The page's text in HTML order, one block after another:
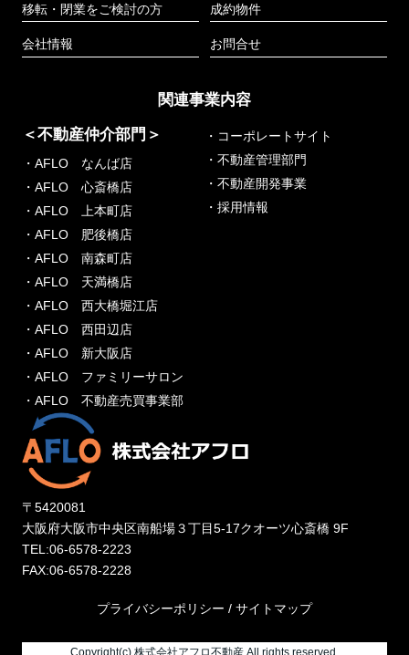
移転・閉業をご検討の方
会社情報
成約物件
お問合せ
関連事業内容
＜不動産仲介部門＞
・AFLO なんば店
・AFLO 心斎橋店
・AFLO 上本町店
・AFLO 肥後橋店
・AFLO 南森町店
・AFLO 天満橋店
・AFLO 西大橋堀江店
・AFLO 西田辺店
・AFLO 新大阪店
・AFLO ファミリーサロン
・AFLO 不動産売買事業部
・コーポレートサイト
・不動産管理部門
・不動産開発事業
・採用情報
〒5420081
大阪府大阪市中央区南船場３丁目5-17クオーツ心斎橋 9F
TEL:06-6578-2223
FAX:06-6578-2228
プライバシーポリシー / サイトマップ
Copyright(c) 株式会社アフロ不動産 All rights reserved.